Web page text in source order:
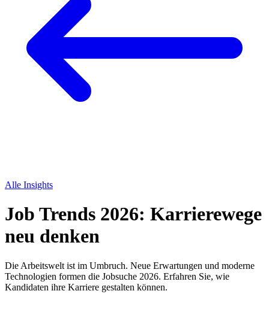
Alle Insights
Job Trends 2026: Karrierewege
neu denken
Die Arbeitswelt ist im Umbruch. Neue Erwartungen und moderne
Technologien formen die Jobsuche 2026. Erfahren Sie, wie
Kandidaten ihre Karriere gestalten können.